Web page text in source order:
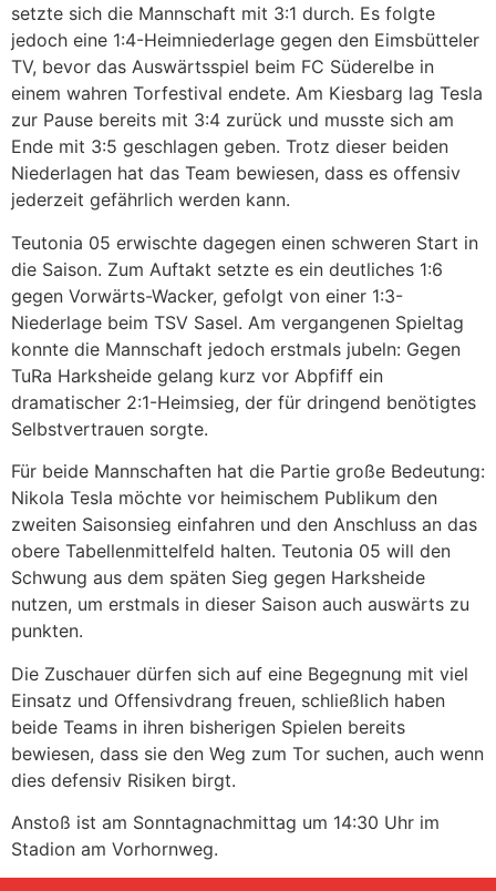
setzte sich die Mannschaft mit 3:1 durch. Es folgte
jedoch eine 1:4-Heimniederlage gegen den Eimsbütteler
TV, bevor das Auswärtsspiel beim FC Süderelbe in
einem wahren Torfestival endete. Am Kiesbarg lag Tesla
zur Pause bereits mit 3:4 zurück und musste sich am
Ende mit 3:5 geschlagen geben. Trotz dieser beiden
Niederlagen hat das Team bewiesen, dass es offensiv
jederzeit gefährlich werden kann.
Teutonia 05 erwischte dagegen einen schweren Start in
die Saison. Zum Auftakt setzte es ein deutliches 1:6
gegen Vorwärts-Wacker, gefolgt von einer 1:3-
Niederlage beim TSV Sasel. Am vergangenen Spieltag
konnte die Mannschaft jedoch erstmals jubeln: Gegen
TuRa Harksheide gelang kurz vor Abpfiff ein
dramatischer 2:1-Heimsieg, der für dringend benötigtes
Selbstvertrauen sorgte.
Für beide Mannschaften hat die Partie große Bedeutung:
Nikola Tesla möchte vor heimischem Publikum den
zweiten Saisonsieg einfahren und den Anschluss an das
obere Tabellenmittelfeld halten. Teutonia 05 will den
Schwung aus dem späten Sieg gegen Harksheide
nutzen, um erstmals in dieser Saison auch auswärts zu
punkten.
Die Zuschauer dürfen sich auf eine Begegnung mit viel
Einsatz und Offensivdrang freuen, schließlich haben
beide Teams in ihren bisherigen Spielen bereits
bewiesen, dass sie den Weg zum Tor suchen, auch wenn
dies defensiv Risiken birgt.
Anstoß ist am Sonntagnachmittag um 14:30 Uhr im
Stadion am Vorhornweg.